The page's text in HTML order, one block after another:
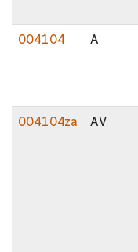
004104 A
004104za AV